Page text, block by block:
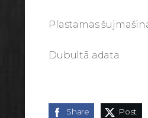
Plastamas
Dubultā adata
Share Post